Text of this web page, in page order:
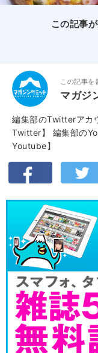
この記事
この記事を
マガジ
編集部のTwitterアカ
Twitter】
編集部の
Youtube】